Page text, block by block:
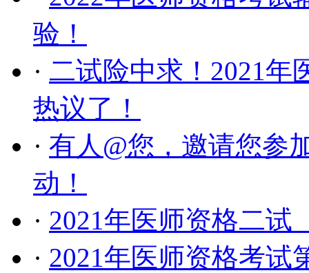
验！
· 二试险中求！2021年
热议了！
· 有人@您，邀请您参
动！
· 2021年医师资格二试
· 2021年医师资格考试